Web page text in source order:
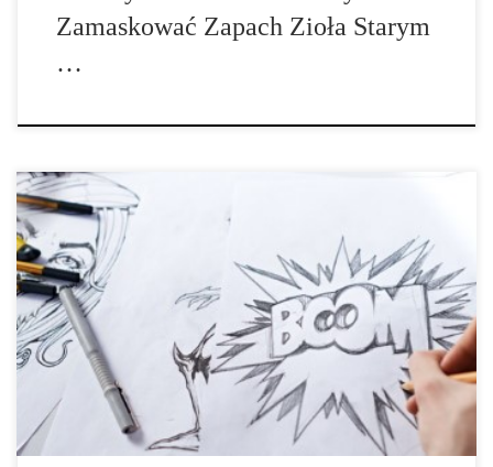
Zamaskować Zapach Zioła Starym
…
W japońskich komiksach manga postacie lubią używać alkoholu i
papierosów. Wskazuje na to badanie dotyczące analizy komiksów
manga z gatunku shonen, czyli dla chłopców. Dostarczają one
milionowej publiczności w akcji i przygód oraz wieczną walkę
pomiędzy dobrem i złem. Japońskie komiksy manga z gatunku
shonen cieszą się uznaniem dużej społeczności […]